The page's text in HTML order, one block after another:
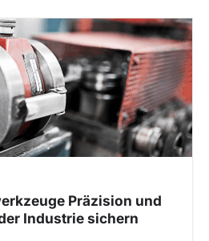
Präzision und
Industrie sichern